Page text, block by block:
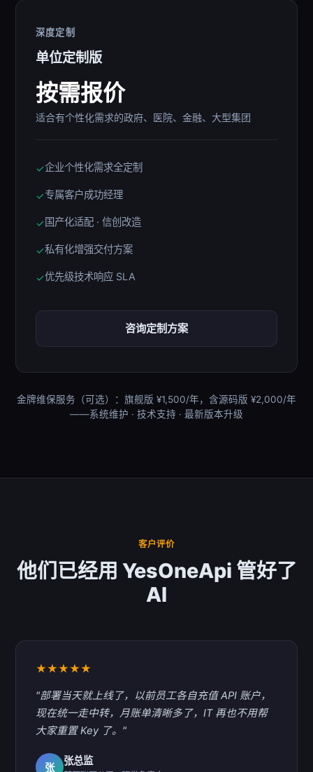
深度定制
单位定制版
按需报价
适合有个性化需求的政府、医院、金融、大型集团
✓企业个性化需求全定制
✓专属客户成功经理
✓国产化适配 · 信创改造
✓私有化增强交付方案
✓优先级技术响应 SLA
咨询定制方案
金牌维保服务（可选）：旗舰版 ¥1,500/年，含源码版 ¥2,000/年
——系统维护 · 技术支持 · 最新版本升级
客户评价
他们已经用 YesOneApi 管好了
AI
★★★★★
"部署当天就上线了，以前员工各自充值 API 账户，
现在统一走中转，月账单清晰多了，IT 再也不用帮
大家重置 Key 了。"
张
张总监